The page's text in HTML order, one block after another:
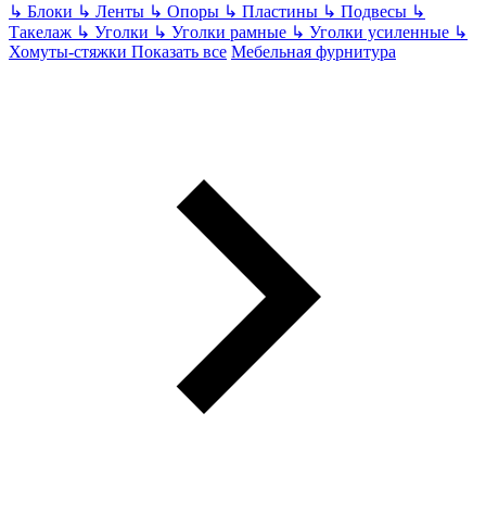
↳ Блоки ↳ Ленты ↳ Опоры ↳ Пластины ↳ Подвесы ↳
Такелаж ↳ Уголки ↳ Уголки рамные ↳ Уголки усиленные ↳
Хомуты-стяжки Показать все Мебельная фурнитура